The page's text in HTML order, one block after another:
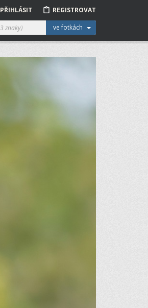
ve fotkách
REGISTROVAT
PŘIHLÁSIT